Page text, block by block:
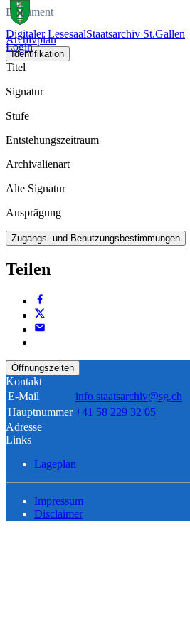
Digitaler LesesaalStaatsarchiv St.Gallen
Login
Dokument
Archivplan
Identifikation
Titel
Signatur
Stufe
Entstehungszeitraum
Archivalienart
Alte Signatur
Ausprägung
Zugangs- und Benutzungsbestimmungen
Teilen
Öffnungszeiten
Kontakt
E-Mail
info.staatsarchiv@sg.ch
Hauptnummer +41 58 229 32 05
Adresse
Links
Lageplan
Impressum
Disclaimer